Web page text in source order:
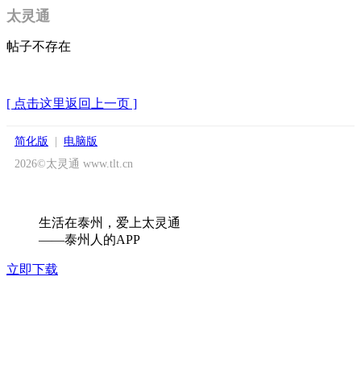
太灵通
帖子不存在
[ 点击这里返回上一页 ]
简化版
电脑版
2026©太灵通 www.tlt.cn
生活在泰州，爱上太灵通
——泰州人的APP
立即下载